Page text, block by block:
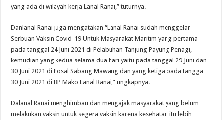
yang ada di wilayah kerja Lanal Ranai,” tuturnya.
Danlanal Ranai juga mengatakan “Lanal Ranai sudah menggelar
Serbuan Vaksin Covid-19 Untuk Masyarakat Maritim yang pertama
pada tanggal 24 Juni 2021 di Pelabuhan Tanjung Payung Penagi,
kemudian yang kedua selama dua hari yaitu pada tanggal 29 Juni dan
30 Juni 2021 di Posal Sabang Mawang dan yang ketiga pada tangga
30 Juni 2021 di BP Mako Lanal Ranai,” ungkapnya.
Dalanal Ranai menghimbau dan mengajak masyarakat yang belum
melakukan vaksin untuk segera vaksin karena kesehatan itu lebih